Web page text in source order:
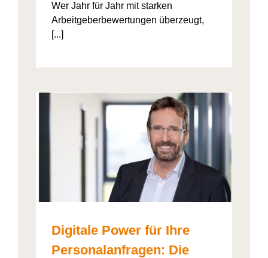
Wer Jahr für Jahr mit starken
Arbeitgeberbewertungen überzeugt,
[...]
Digitale Power für Ihre
Personalanfragen: Die